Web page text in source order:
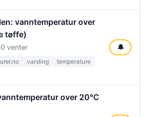
vanntemperatur over
tøffe)
0 venter
varsling
temperature
🔔
over 20°C